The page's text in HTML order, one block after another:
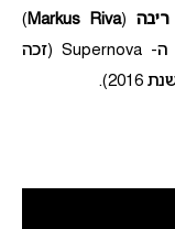
(
Markus Riva
)
שהשנה מתמודד בפעם השישית בתחרות ה- Supernova (זכה